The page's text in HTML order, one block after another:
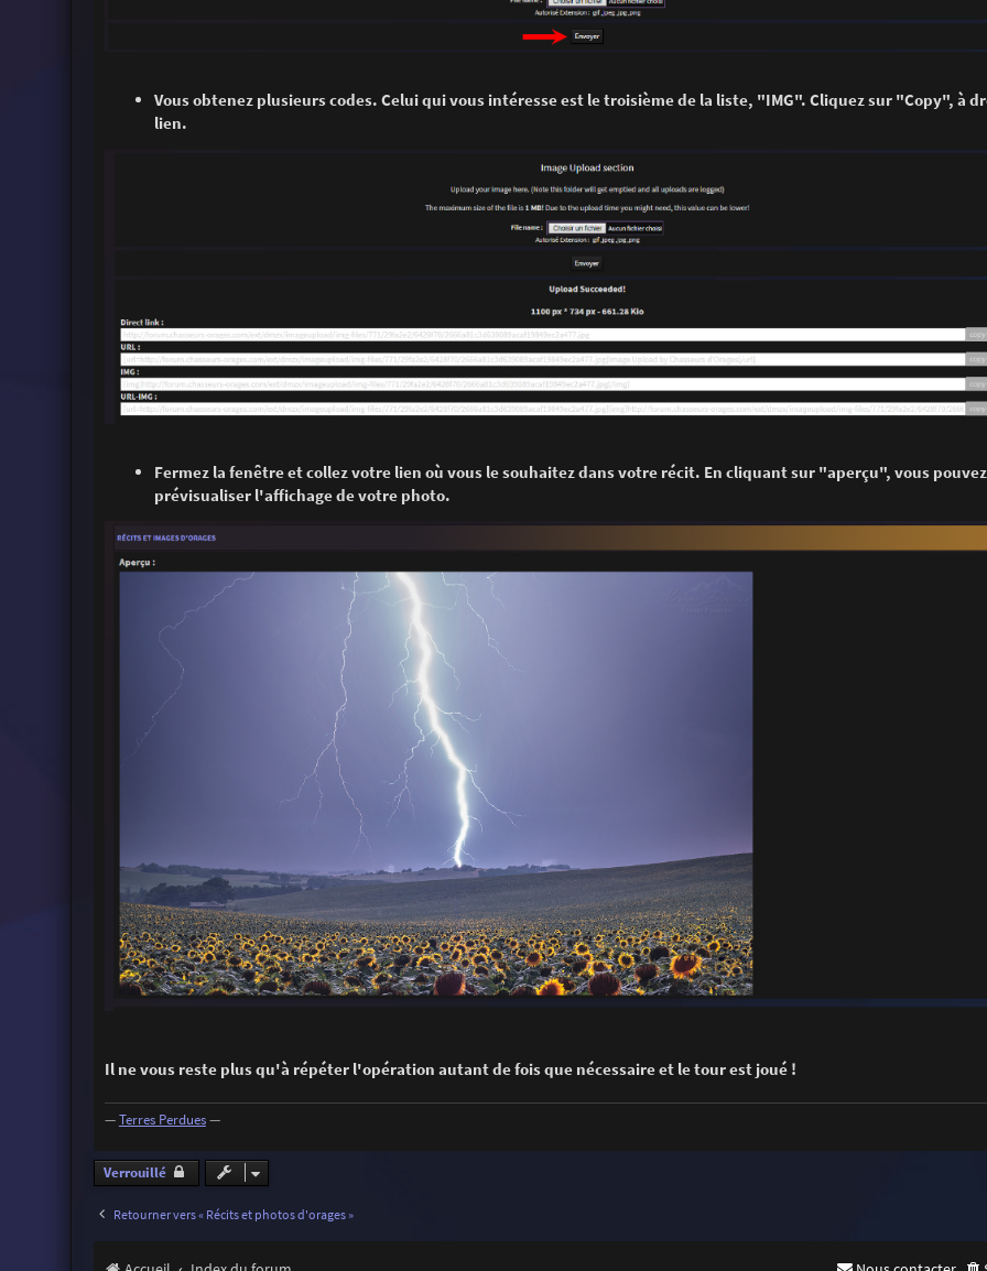
Vous obtenez plusieurs codes. Celui qui vous intéresse est le troisième de la liste, "IMG". Cliquez sur "Copy", à
lien.
Fermez la fenêtre et collez votre lien où vous le souhaitez dans votre récit. En cliquant sur "aperçu", vous pouvez
prévisualiser l'affichage de votre photo.
Il ne vous reste plus qu'à répéter l'opération autant de fois que nécessaire et le tour est joué !
—Terres Perdues—
Verrouillé
Retourner vers « Récits et photos d'orages »